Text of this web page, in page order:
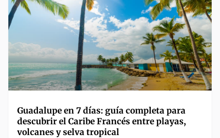
Guadalupe en 7 días: guía completa para
descubrir el Caribe Francés entre playas,
volcanes y selva tropical